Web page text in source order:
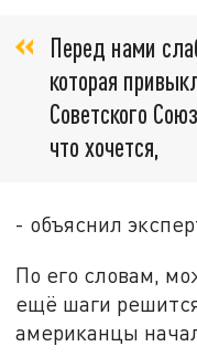
Перед нами
которая
Советского
что хочется,
- объяснил
По его словам,
ещё шаги
американцы